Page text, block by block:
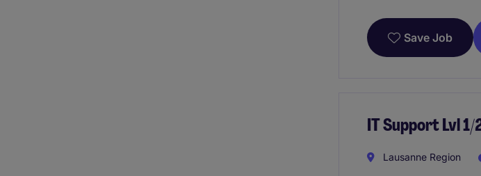
Save Job
IT Support Lvl
Lausanne Region